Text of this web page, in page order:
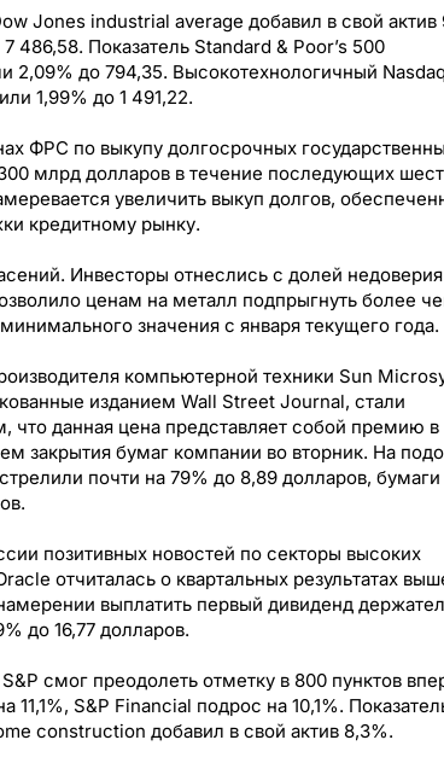
Jones industrial average добавил в свой актив
486,58. Показатель Standard & Poor’s 500
2,09% до 794,35. Высокотехнологичный Nasdaq
1,99% до 1 491,22.
ФРС по выкупу долгосрочных
млрд долларов в течение последующих
увеличить выкуп долгов,
кредитному рынку.
Инвесторы отнеслись с долей
ценам на металл подпрыгнуть более
значения с января текущего года.
компьютерной техники Sun
изданием Wall Street Journal, стали
что данная цена представляет собой премию в
закрытия бумаг компании во вторник. На
почти на 79% до 8,89 долларов, бумаги
позитивных новостей по секторы высоких
отчиталась о квартальных результатах
выплатить первый дивиденд
до 16,77 долларов.
смог преодолеть отметку в 800 пунктов
11,1%, S&P Financial подрос на 10,1%.
construction добавил в свой актив 8,3%.